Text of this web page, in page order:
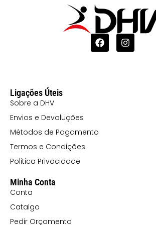
Ligações Úteis
Sobre a DHV
Envios e Devoluções
Métodos de Pagamento
Termos e Condições
Politica Privacidade
Minha Conta
Conta
Catalgo
Pedir Orçamento